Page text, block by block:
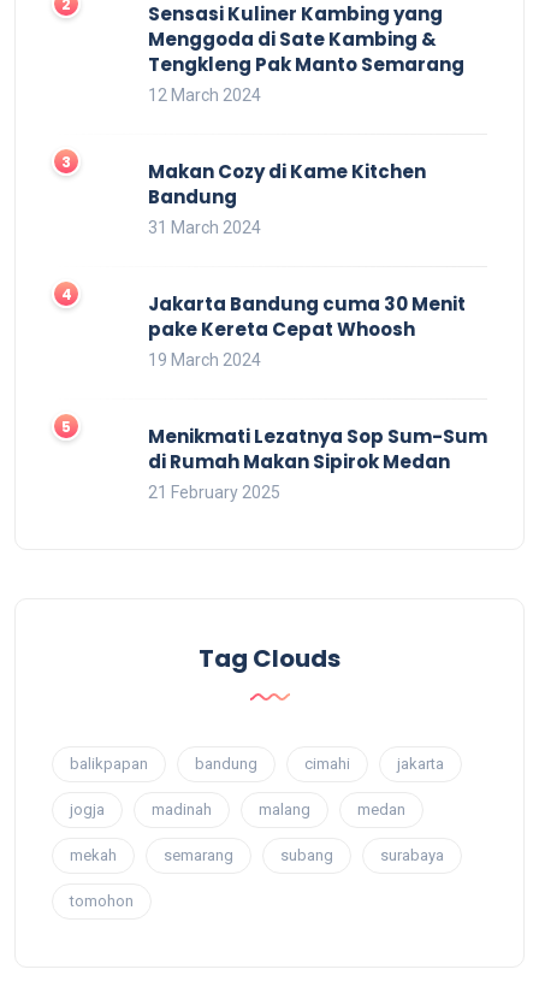
Sensasi Kuliner Kambing yang
Menggoda di Sate Kambing &
Tengkleng Pak Manto Semarang
12 March 2024
Makan Cozy di Kame Kitchen
Bandung
31 March 2024
Jakarta Bandung cuma 30 Menit
pake Kereta Cepat Whoosh
19 March 2024
Menikmati Lezatnya Sop Sum-Sum
di Rumah Makan Sipirok Medan
21 February 2025
Tag Clouds
balikpapan bandung cimahi jakarta
jogja madinah malang medan
mekah semarang subang surabaya
tomohon